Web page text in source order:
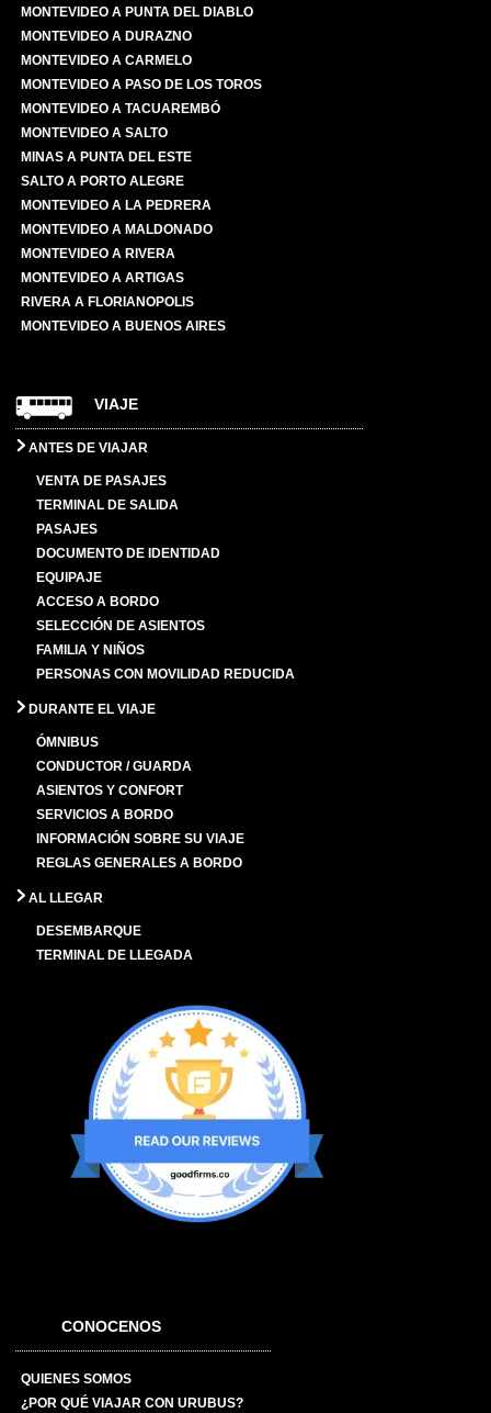
MONTEVIDEO A PUNTA DEL DIABLO
MONTEVIDEO A DURAZNO
MONTEVIDEO A CARMELO
MONTEVIDEO A PASO DE LOS TOROS
MONTEVIDEO A TACUAREMBÓ
MONTEVIDEO A SALTO
MINAS A PUNTA DEL ESTE
SALTO A PORTO ALEGRE
MONTEVIDEO A LA PEDRERA
MONTEVIDEO A MALDONADO
MONTEVIDEO A RIVERA
MONTEVIDEO A ARTIGAS
RIVERA A FLORIANOPOLIS
MONTEVIDEO A BUENOS AIRES
VIAJE
ANTES DE VIAJAR
VENTA DE PASAJES
TERMINAL DE SALIDA
PASAJES
DOCUMENTO DE IDENTIDAD
EQUIPAJE
ACCESO A BORDO
SELECCIÓN DE ASIENTOS
FAMILIA Y NIÑOS
PERSONAS CON MOVILIDAD REDUCIDA
DURANTE EL VIAJE
ÓMNIBUS
CONDUCTOR / GUARDA
ASIENTOS Y CONFORT
SERVICIOS A BORDO
INFORMACIÓN SOBRE SU VIAJE
REGLAS GENERALES A BORDO
AL LLEGAR
DESEMBARQUE
TERMINAL DE LLEGADA
CONOCENOS
QUIENES SOMOS
¿POR QUÉ VIAJAR CON URUBUS?